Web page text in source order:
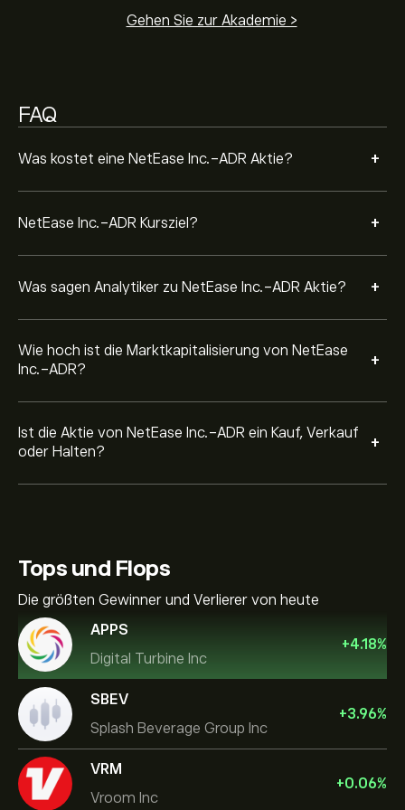
Gehen Sie zur Akademie >
FAQ
Was kostet eine NetEase Inc.-ADR Aktie? +
NetEase Inc.-ADR Kursziel? +
Was sagen Analytiker zu NetEase Inc.-ADR Aktie? +
Wie hoch ist die Marktkapitalisierung von NetEase
Inc.-ADR?
+
Ist die Aktie von NetEase Inc.-ADR ein Kauf, Verkauf
oder Halten?
+
Konsens: Moderater Kauf.
Tops und Flops
Die größten Gewinner und Verlierer von heute
APPS
Digital Turbine Inc
+4.18%
SBEV
Splash Beverage Group Inc
+3.96%
VRM
Vroom Inc
+0.06%